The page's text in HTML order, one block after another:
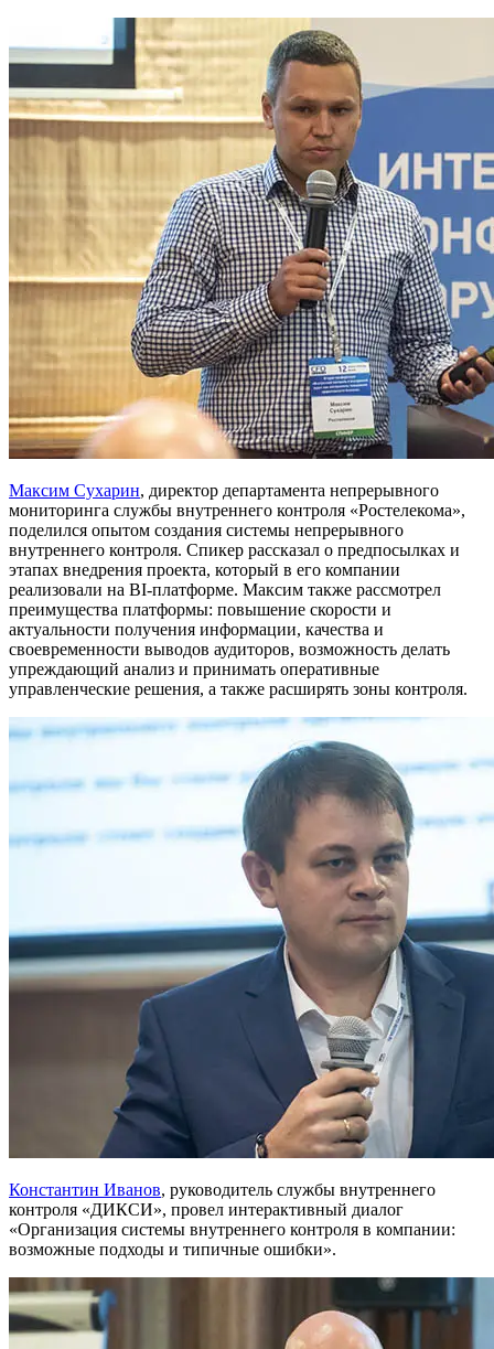
Максим Сухарин, директор департамента непрерывного
мониторинга службы внутреннего контроля «Ростелекома»,
поделился опытом создания системы непрерывного
внутреннего контроля. Спикер рассказал о предпосылках и
этапах внедрения проекта, который в его компании
реализовали на BI-платформе. Максим также рассмотрел
преимущества платформы: повышение скорости и
актуальности получения информации, качества и
своевременности выводов аудиторов, возможность делать
упреждающий анализ и принимать оперативные
управленческие решения, а также расширять зоны контроля.
Константин Иванов, руководитель службы внутреннего
контроля «ДИКСИ», провел интерактивный диалог
«Организация системы внутреннего контроля в компании:
возможные подходы и типичные ошибки».